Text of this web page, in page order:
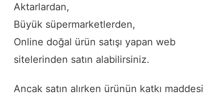
Aktarlardan,
Büyük süpermarketlerden,
Online doğal ürün satışı yapan web
sitelerinden satın alabilirsiniz.
Ancak satın alırken ürünün katkı maddesi